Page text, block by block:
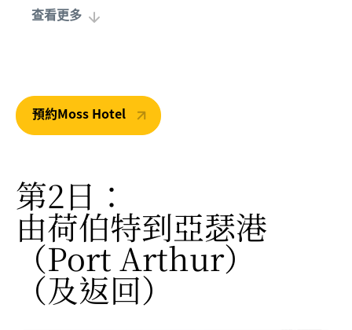
查看更多
預約Moss Hotel
第2日：
由荷伯特到亞瑟港
（Port Arthur）
（及返回）